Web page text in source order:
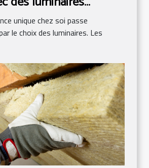
unique chez soi passe
le choix des luminaires. Les